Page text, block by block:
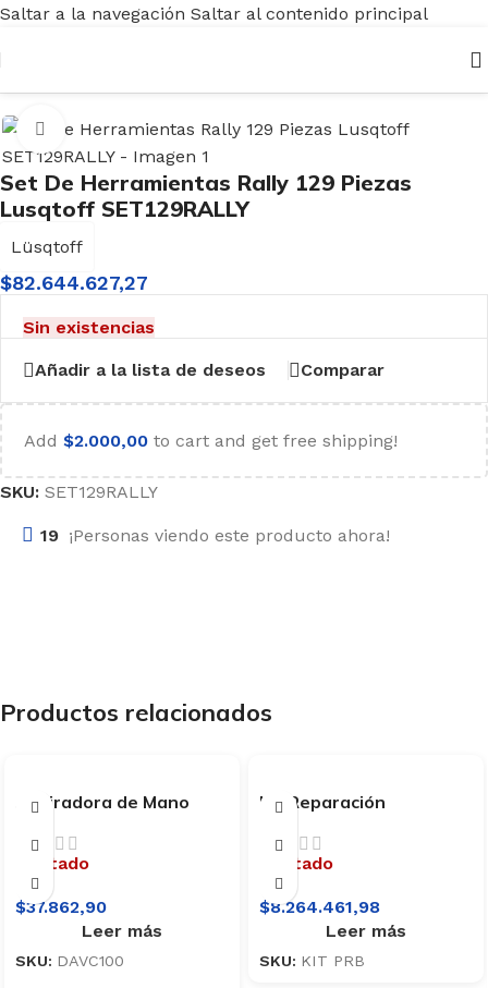
Saltar a la navegación Saltar al contenido principal
Haga clic para ampliar
Set De Herramientas Rally 129 Piezas
Lusqtoff SET129RALLY
Lüsqtoff
$82.644.627,27
Sin existencias
Añadir a la lista de deseos Comparar
Add $2.000,00 to cart and get free shipping!
SKU: SET129RALLY
19 ¡Personas viendo este producto ahora!
Productos relacionados
Aspiradora de Mano
DAVC100
Agotado
$37.862,90
Leer más
SKU: DAVC100
Kit Reparación
Agotado
$8.264.461,98
Leer más
SKU: KIT PRB